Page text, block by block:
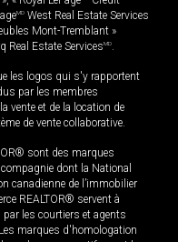
MD West Real Estate Services
Mont-Tremblant »
Real Estate ServicesMD.
les logos qui s'y rapportent
par les membres
vente et de la location de
de vente collaborative.
sont des marques
dont la National
canadienne de l’immobilier
REALTOR® servent à
les courtiers et agents
marques d'homologation